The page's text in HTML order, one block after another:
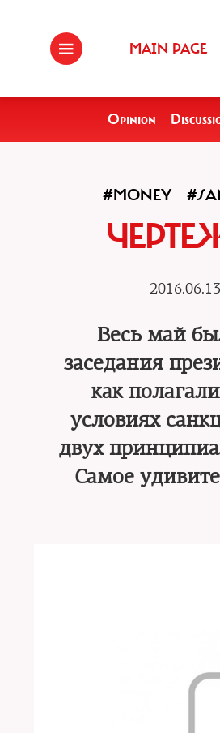
MAIN PAGE
Opinion
#MONEY
Весь май
заседания
как
условиях
двух
Самое